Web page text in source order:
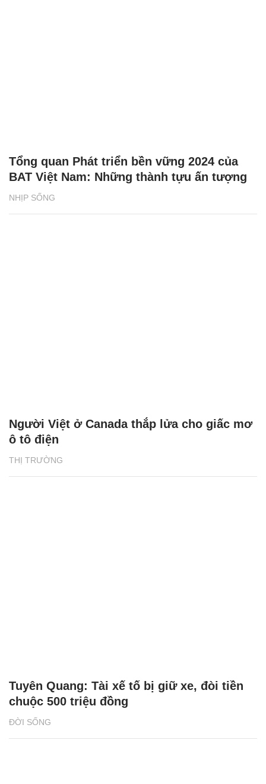
NHỊP SỐNG
Tổng quan Phát triển bền vững 2024 của
BAT Việt Nam: Những thành tựu ấn tượng
THỊ TRƯỜNG
Người Việt ở Canada thắp lửa cho giấc mơ
ô tô điện
ĐỜI SỐNG
Tuyên Quang: Tài xế tố bị giữ xe, đòi tiền
chuộc 500 triệu đồng